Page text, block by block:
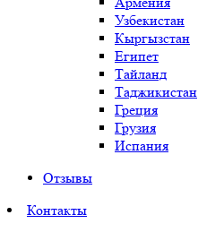
Узбекистан
Кыргызстан
Египет
Тайланд
Таджикистан
Греция
Грузия
Испания
Отзывы
Контакты